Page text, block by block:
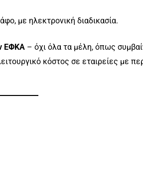
με ηλεκτρονική διαδικασία.
ΕΦΚΑ– όχι όλα τα μέλη, όπως
κόστος σε εταιρείες με